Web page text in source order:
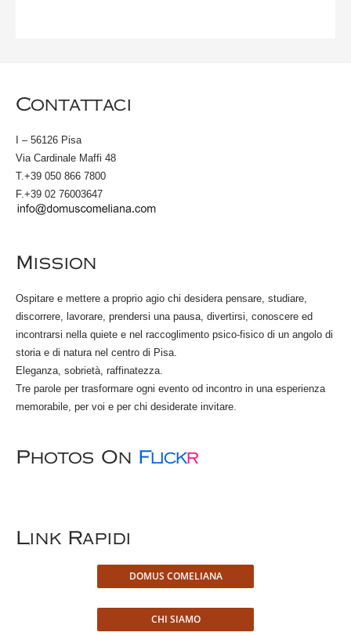
Contattaci
I – 56126 Pisa
Via Cardinale Maffi 48
T.+39 050 866 7800
F.+39 02 76003647
Mission
Ospitare e mettere a proprio agio chi desidera pensare, studiare,
discorrere, lavorare, prendersi una pausa, divertirsi, conoscere ed
incontrarsi nella quiete e nel raccoglimento psico-fisico di un angolo di
storia e di natura nel centro di Pisa.
Eleganza, sobrietà, raffinatezza.
Tre parole per trasformare ogni evento od incontro in una esperienza
memorabile, per voi e per chi desiderate invitare.
Photos On FlickR
Link Rapidi
DOMUS COMELIANA
CHI SIAMO